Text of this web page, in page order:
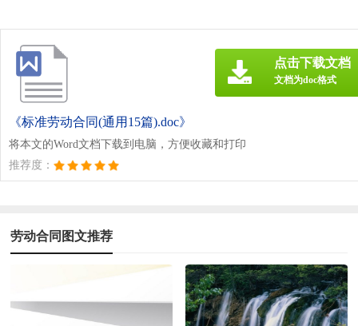
《标准劳动合同(通用15篇).doc》
将本文的Word文档下载到电脑，方便收藏和打印
推荐度：
点击下载文档
文档为doc格式
劳动合同图文推荐